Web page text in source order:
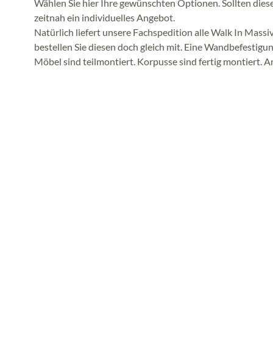
Wählen Sie hier Ihre gewünschten Optionen. Sollten
zeitnah ein individuelles Angebot.
Natürlich liefert unsere Fachspedition alle Walk In
bestellen Sie diesen doch gleich mit. Eine
Möbel sind teilmontiert. Korpusse sind fertig montiert.